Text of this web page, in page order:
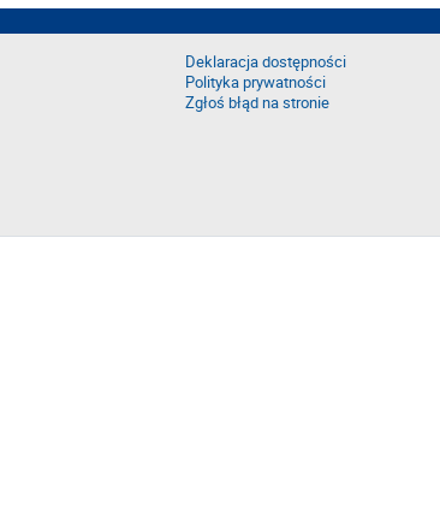
Deklaracja dostępności
Polityka prywatności
Zgłoś błąd na stronie